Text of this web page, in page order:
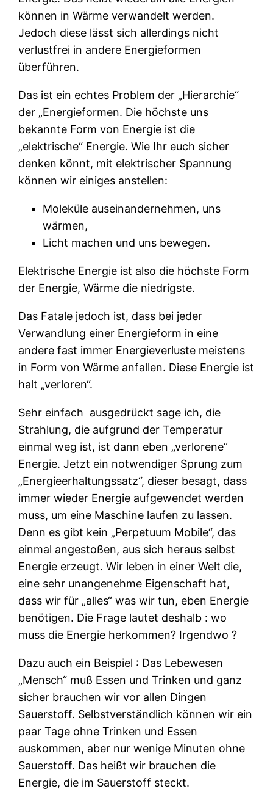
können in Wärme verwandelt werden.
Jedoch diese lässt sich allerdings nicht
verlustfrei in andere Energieformen
überführen.
Das ist ein echtes Problem der „Hierarchie“
der „Energieformen. Die höchste uns
bekannte Form von Energie ist die
„elektrische“ Energie. Wie Ihr euch sicher
denken könnt, mit elektrischer Spannung
können wir einiges anstellen:
Moleküle auseinandernehmen, uns
wärmen,
Licht machen und uns bewegen.
Elektrische Energie ist also die höchste Form
der Energie, Wärme die niedrigste.
Das Fatale jedoch ist, dass bei jeder
Verwandlung einer Energieform in eine
andere fast immer Energieverluste meistens
in Form von Wärme anfallen. Diese Energie ist
halt „verloren“.
Sehr einfach ausgedrückt sage ich, die
Strahlung, die aufgrund der Temperatur
einmal weg ist, ist dann eben „verlorene“
Energie. Jetzt ein notwendiger Sprung zum
„Energieerhaltungssatz“, dieser besagt, dass
immer wieder Energie aufgewendet werden
muss, um eine Maschine laufen zu lassen.
Denn es gibt kein „Perpetuum Mobile“, das
einmal angestoßen, aus sich heraus selbst
Energie erzeugt. Wir leben in einer Welt die,
eine sehr unangenehme Eigenschaft hat,
dass wir für „alles“ was wir tun, eben Energie
benötigen. Die Frage lautet deshalb : wo
muss die Energie herkommen? Irgendwo ?
Dazu auch ein Beispiel : Das Lebewesen
„Mensch“ muß Essen und Trinken und ganz
sicher brauchen wir vor allen Dingen
Sauerstoff. Selbstverständlich können wir ein
paar Tage ohne Trinken und Essen
auskommen, aber nur wenige Minuten ohne
Sauerstoff. Das heißt wir brauchen die
Energie, die im Sauerstoff steckt.